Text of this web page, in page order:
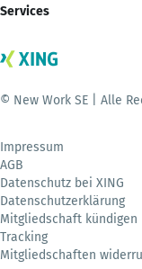
Services
© New Work SE | Alle
Impressum
AGB
Datenschutz bei XING
Datenschutzerklärung
Mitgliedschaft kündigen
Tracking
Mitgliedschaften